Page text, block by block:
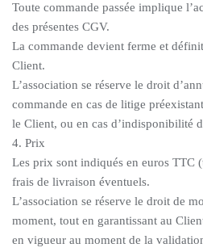
Toute commande passée implique
des présentes CGV.
La commande devient ferme et
Client.
L’association se réserve le droit
commande en cas de litige
le Client, ou en cas d’indisponibilité
4. Prix
Les prix sont indiqués en euros TTC
frais de livraison éventuels.
L’association se réserve le droit de
moment, tout en garantissant au
en vigueur au moment de la